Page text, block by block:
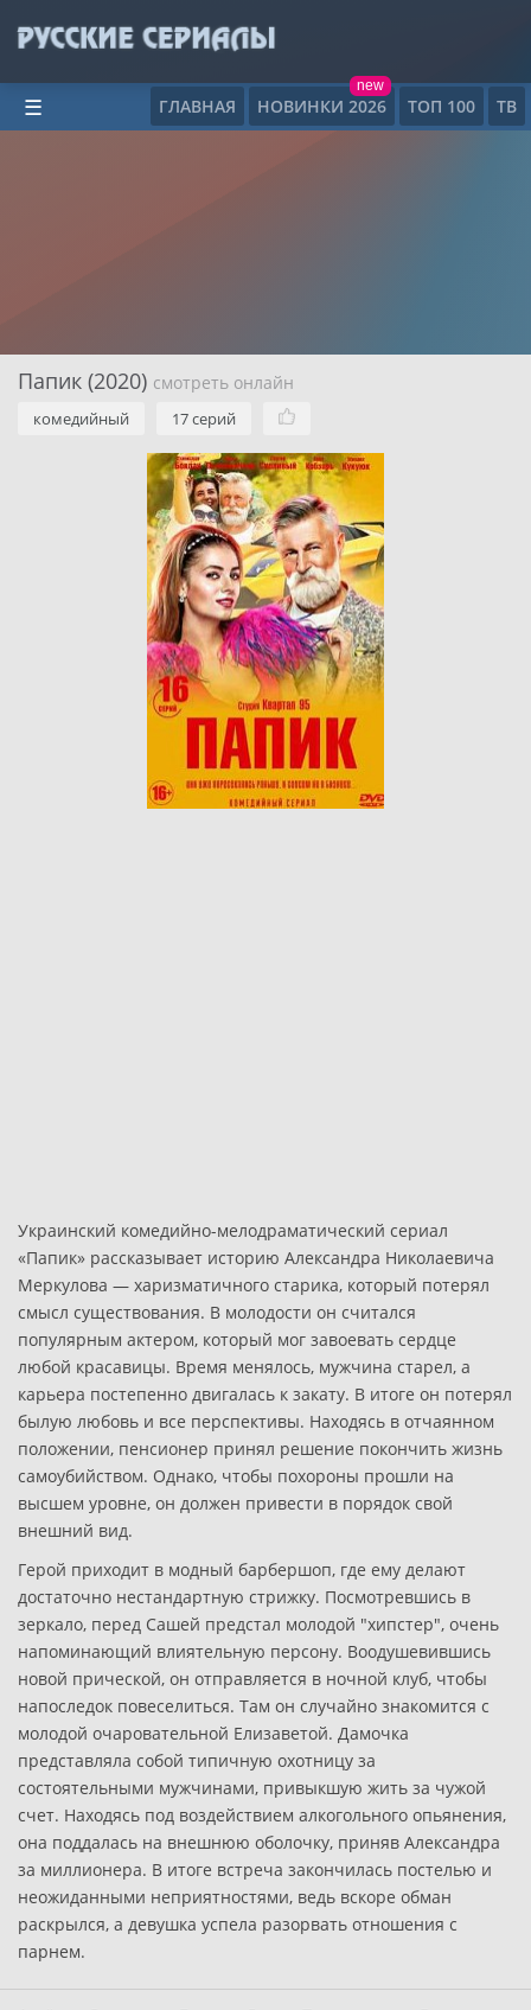
ГЛАВНАЯ НОВИНКИ 2026
new
ТОП 100 ТВ
☰
Папик (2020) смотреть онлайн
комедийный 17 серий
Украинский комедийно-мелодраматический сериал
«Папик» рассказывает историю Александра Николаевича
Меркулова — харизматичного старика, который потерял
смысл существования. В молодости он считался
популярным актером, который мог завоевать сердце
любой красавицы. Время менялось, мужчина старел, а
карьера постепенно двигалась к закату. В итоге он потерял
былую любовь и все перспективы. Находясь в отчаянном
положении, пенсионер принял решение покончить жизнь
самоубийством. Однако, чтобы похороны прошли на
высшем уровне, он должен привести в порядок свой
внешний вид.
Герой приходит в модный барбершоп, где ему делают
достаточно нестандартную стрижку. Посмотревшись в
зеркало, перед Сашей предстал молодой "хипстер", очень
напоминающий влиятельную персону. Воодушевившись
новой прической, он отправляется в ночной клуб, чтобы
напоследок повеселиться. Там он случайно знакомится с
молодой очаровательной Елизаветой. Дамочка
представляла собой типичную охотницу за
состоятельными мужчинами, привыкшую жить за чужой
счет. Находясь под воздействием алкогольного опьянения,
она поддалась на внешнюю оболочку, приняв Александра
за миллионера. В итоге встреча закончилась постелью и
неожиданными неприятностями, ведь вскоре обман
раскрылся, а девушка успела разорвать отношения с
парнем.